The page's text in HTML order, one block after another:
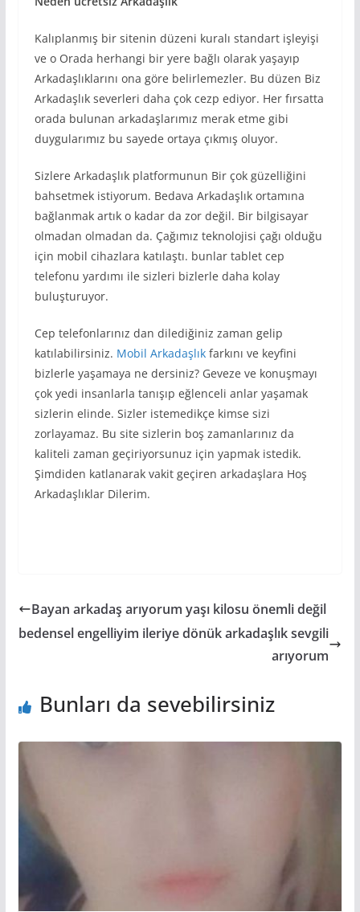
Kalıplanmış bir sitenin düzeni kuralı standart işleyişi
ve o Orada herhangi bir yere bağlı olarak yaşayıp
Arkadaşlıklarını ona göre belirlemezler. Bu düzen Biz
Arkadaşlık severleri daha çok cezp ediyor. Her fırsatta
orada bulunan arkadaşlarımız merak etme gibi
duygularımız bu sayede ortaya çıkmış oluyor.
Sizlere Arkadaşlık platformunun Bir çok güzelliğini
bahsetmek istiyorum. Bedava Arkadaşlık ortamına
bağlanmak artık o kadar da zor değil. Bir bilgisayar
olmadan olmadan da. Çağımız teknolojisi çağı olduğu
için mobil cihazlara katılaştı. bunlar tablet cep
telefonu yardımı ile sizleri bizlerle daha kolay
buluşturuyor.
Cep telefonlarınız dan dilediğiniz zaman gelip
katılabilirsiniz. Mobil Arkadaşlıkfarkını ve keyfini
bizlerle yaşamaya ne dersiniz? Geveze ve konuşmayı
çok yedi insanlarla tanışıp eğlenceli anlar yaşamak
sizlerin elinde. Sizler istemedikçe kimse sizi
zorlayamaz. Bu site sizlerin boş zamanlarınız da
kaliteli zaman geçiriyorsunuz için yapmak istedik.
Şimdiden katlanarak vakit geçiren arkadaşlara Hoş
Arkadaşlıklar Dilerim.
Bayan arkadaş arıyorum yaşı kilosu önemli değil
bedensel engelliyim ileriye dönük arkadaşlık sevgili
arıyorum
Bunları da sevebilirsiniz